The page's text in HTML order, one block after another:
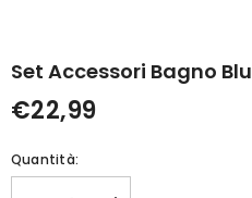
Set Accessori Bagno Blu
€22,99
Quantità: